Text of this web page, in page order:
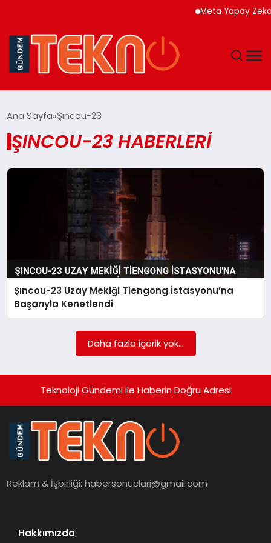
Meta Yapay Zeka
GÜNDEM
DÜNYA
SAĞLIK
YAŞAM
Ana Sayfa Şıncou-23
ŞINCOU-23 HABERLERI
Şıncou-23 Uzay Mekiği Tiengong İstasyonu’na
Başarıyla Kenetlendi
Daha fazla içerik yok...
Teknoloji Gündemi ile Haberin Doğru Adresi
Reklam & İşbirliği:habersonuclari@gmail.com
Hakkımızda